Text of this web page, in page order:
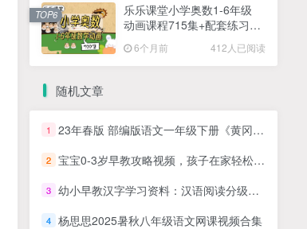
乐乐课堂小学奥数1-6年级
动画课程715集+配套练习册
6个月前 412人已阅读
TOP6
随机文章
1 23年春版 部编版语文一年级下册《黄冈360定制课时》课后练习题资料 百度网盘下载
2 宝宝0-3岁早教攻略视频，孩子在家轻松早教教程
3 幼小早教汉字学习资料：汉语阅读分级《一阅而起》1-4级PDF电子版文档百度网盘下载
4 杨思思2025暑秋八年级语文网课视频合集